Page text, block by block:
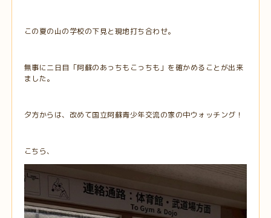
この夏の山の学校の下見と現地打ち合わせ。
無事に二日目「阿蘇のあっちもこっちも」を確かめることが出来
ました。
夕方からは、改めて国立阿蘇青少年交流の家の中ウォッチング！
こちら、